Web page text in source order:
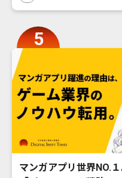
マンガアプリ世界NO.